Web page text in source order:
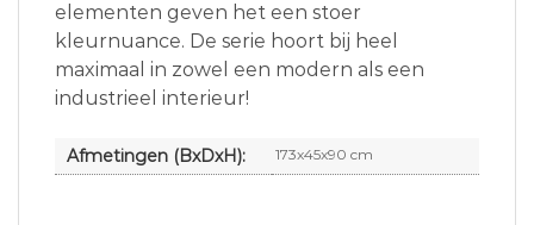
elementen geven het een stoer
kleurnuance. De serie hoort bij heel
maximaal in zowel een modern als een
industrieel interieur!
Afmetingen (BxDxH): 173x45x90 cm